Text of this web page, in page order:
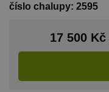
číslo chalupy: 2595
17 500 Kč